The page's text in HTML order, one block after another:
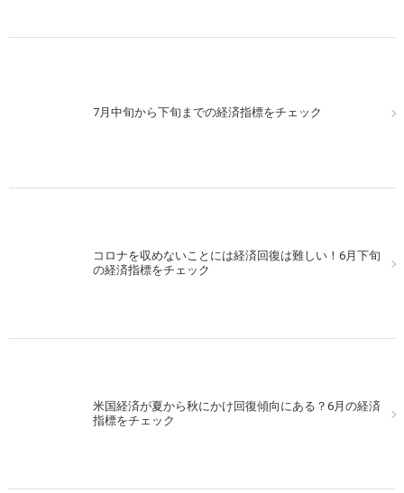
7月中旬から下旬までの経済指標をチェック
コロナを収めないことには経済回復は難しい！6月下旬
の経済指標をチェック
米国経済が夏から秋にかけ回復傾向にある？6月の経済
指標をチェック